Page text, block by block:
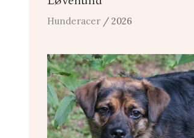
Hunderacer / 2026